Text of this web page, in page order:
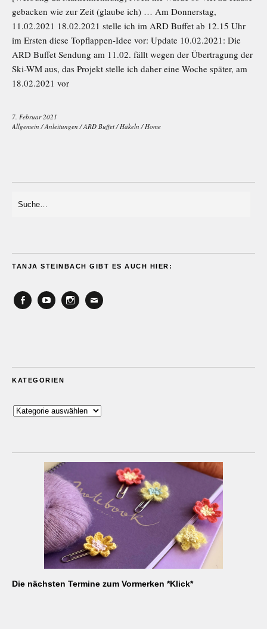
gebacken wie zur Zeit (glaube ich) … Am Donnerstag,
11.02.2021 18.02.2021 stelle ich im ARD Buffet ab 12.15 Uhr
im Ersten diese Topflappen-Idee vor: Update 10.02.2021: Die
ARD Buffet Sendung am 11.02. fällt wegen der Übertragung der
Ski-WM aus, das Projekt stelle ich daher eine Woche später, am
18.02.2021 vor
7. Februar 2021
Allgemein /Anleitungen /ARD Buffet / Häkeln / Home
TANJA STEINBACH GIBT ES AUCH HIER:
KATEGORIEN
Kategorien
Die nächsten Termine zum Vormerken *Klick*